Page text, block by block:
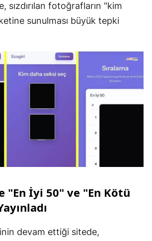
sızdırılan fotoğrafların "kim
sunulması büyük tepki
"En İyi 50" ve "En Kötü
devam ettiği sitede,